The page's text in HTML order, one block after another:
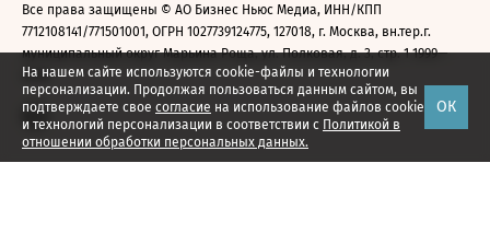
На нашем сайте используются cookie-файлы и технологии
персонализации. Продолжая пользоваться данным сайтом, вы
подтверждаете свое согласие на использование файлов cookie
и технологий персонализации в соответствии с Политикой в
отношении обработки персональных данных.
ОК
Все права защищены © АО Бизнес Ньюс Медиа, ИНН/КПП
7712108141/771501001, ОГРН 1027739124775, 127018, г. Москва, вн.тер.г.
муниципальный округ Марьина Роща, ул. Полковая, д. 3, стр. 1 1999—
2026